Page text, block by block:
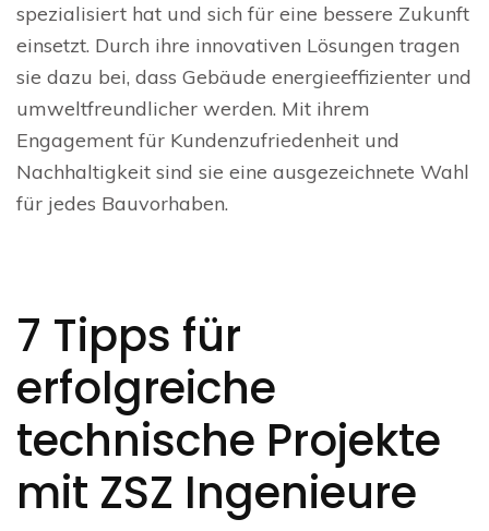
spezialisiert hat und sich für eine bessere Zukunft
einsetzt. Durch ihre innovativen Lösungen tragen
sie dazu bei, dass Gebäude energieeffizienter und
umweltfreundlicher werden. Mit ihrem
Engagement für Kundenzufriedenheit und
Nachhaltigkeit sind sie eine ausgezeichnete Wahl
für jedes Bauvorhaben.
7 Tipps für
erfolgreiche
technische Projekte
mit ZSZ Ingenieure